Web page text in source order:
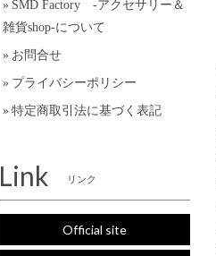
SMD Factory -アクセサリー＆
雑貨shop-について
お問合せ
プライバシーポリシー
特定商取引法に基づく表記
Link リンク
Official site